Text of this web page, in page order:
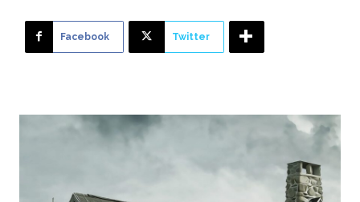
Facebook Twitter